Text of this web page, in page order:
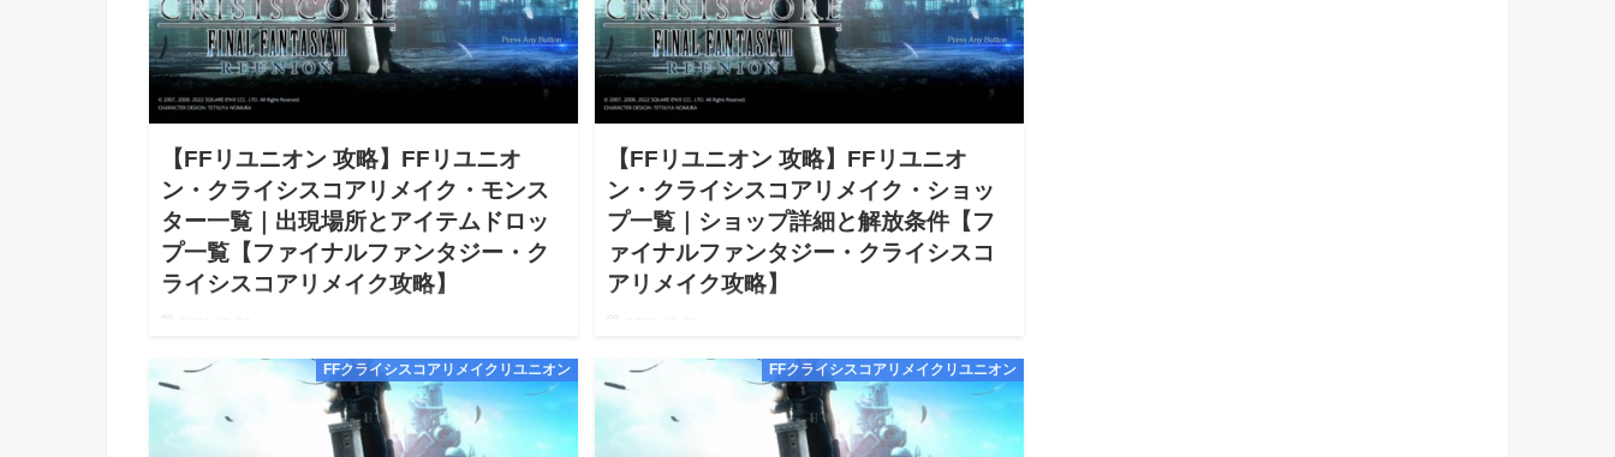
【FFリユニオン 攻略】FFリユニオ
ン・クライシスコアリメイク・モンス
ター一覧｜出現場所とアイテムドロッ
プ一覧【ファイナルファンタジー・ク
ライシスコアリメイク攻略】
【FFリユニオン ファイナルファンタジー Reunion クライ
シスコア リメイク モンスター一覧｜出現場所とアイテム
ドロップ一覧 攻略】【FFリユニオン Reunion クライシス
コア リメイク Switch Stea…
【FFリユニオン 攻略】FFリユニオ
ン・クライシスコアリメイク・ショッ
プ一覧｜ショップ詳細と解放条件【フ
ァイナルファンタジー・クライシスコ
アリメイク攻略】
【FFリユニオン ファイナルファンタジー Reunion クライ
シスコア リメイク ショップ一覧｜ショップ詳細と解放条
件 攻略】【FFリユニオン Reunion クライシスコア リメ
イク Switch Steam PS4…
FFクライシスコアリメイクリユニオン FFクライシスコアリメイクリユニオン